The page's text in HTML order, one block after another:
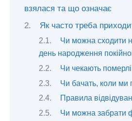
взялася та що означає
Як часто треба
Чи можна сходити
день народження
Чи чекають померлі
Чи бачать, коли ми
Правила
Чи можна забрати